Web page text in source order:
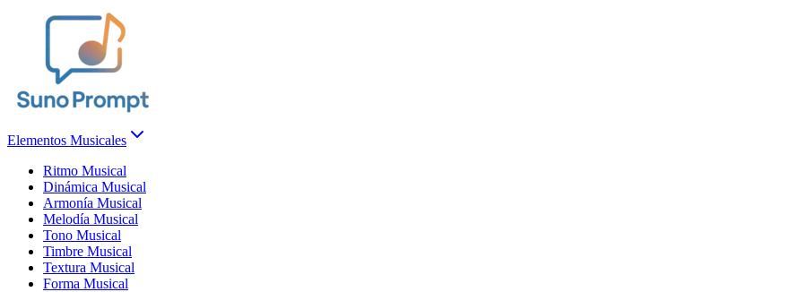
Elementos Musicales
Ritmo Musical
Dinámica Musical
Armonía Musical
Melodía Musical
Tono Musical
Timbre Musical
Textura Musical
Forma Musical